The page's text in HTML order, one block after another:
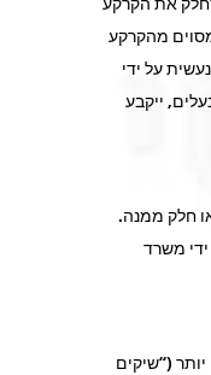
מהקרקע
על ידי
ייקבע
חלק ממנה.
משרד
(“שיקים